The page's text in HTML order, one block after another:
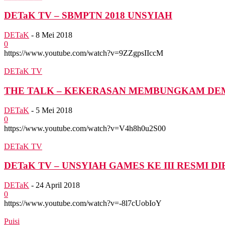
DETaK TV – SBMPTN 2018 UNSYIAH
DETaK - 8 Mei 2018
0
https://www.youtube.com/watch?v=9ZZgpsIIccM
DETaK TV
THE TALK – KEKERASAN MEMBUNGKAM
DETaK - 5 Mei 2018
0
https://www.youtube.com/watch?v=V4h8h0u2S00
DETaK TV
DETaK TV – UNSYIAH GAMES KE III RESMI
DETaK - 24 April 2018
0
https://www.youtube.com/watch?v=-8l7cUobIoY
Puisi